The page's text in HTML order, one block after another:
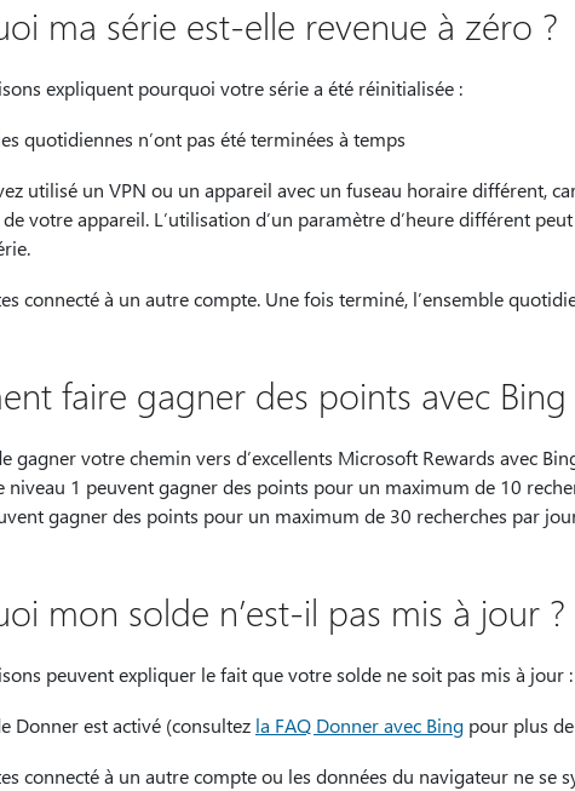
ma série est-elle revenue à zéro ?
expliquent pourquoi votre série a été réinitialisée :
quotidiennes n’ont pas été terminées à temps
utilisé un VPN ou un appareil avec un fuseau horaire différent,
votre appareil. L’utilisation d’un paramètre d’heure différent
connecté à un autre compte. Une fois terminé, l’ensemble
faire gagner des points avec Bing
gagner votre chemin vers d’excellents Microsoft Rewards avec
niveau 1 peuvent gagner des points pour un maximum de 10
gagner des points pour un maximum de 30 recherches par
mon solde n’est-il pas mis à jour ?
peuvent expliquer le fait que votre solde ne soit pas mis à jour :
Donner est activé (consultez la FAQ Donner avec Bing pour plus
connecté à un autre compte ou les données du navigateur ne se